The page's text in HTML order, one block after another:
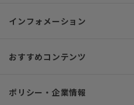
インフォメーション
おすすめコンテンツ
ポリシー・企業情報